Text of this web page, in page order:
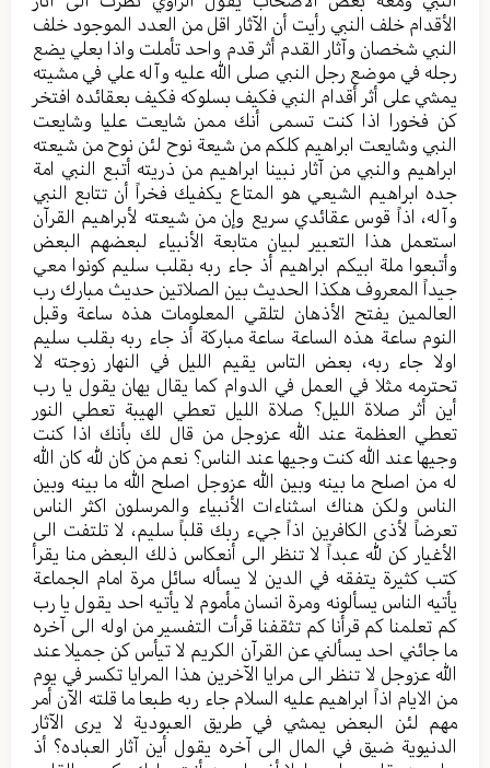
الأقدام خلف النبي رأيت أن الآثار اقل من العدد الموجود خلف
النبي شخصان وآثار القدم أثر قدم واحد تأملت واذا بعلي يضع
رجله في موضع رجل النبي صلى الله عليه وآله علي في مشيته
يمشي على أثر أقدام النبي فكيف بسلوكه فكيف بعقائده افتخر
كن فخورا اذا كنت تسمى أنك ممن شايعت عليا وشايعت
النبي وشايعت ابراهيم كلكم من شيعة نوح لئن نوح من شيعته
ابراهيم والنبي من آثار نبينا ابراهيم من ذريته أتبع النبي امة
جده ابراهيم الشيعي هو المتاع يكفيك فخراً أن تتابع النبي
وآله، اذاً قوس عقائدي سريع وإن من شيعته لأبراهيم القرآن
استعمل هذا التعبير لبيان متابعة الأنبياء لبعضهم البعض
وأتبعوا ملة ابيكم ابراهيم أذ جاء ربه بقلب سليم كونوا معي
جيداً المعروف هكذا الحديث بين الصلاتين حديث مبارك رب
العالمين يفتح الأذهان لتلقي المعلومات هذه ساعة وقبل
النوم ساعة هذه الساعة ساعة مباركة أذ جاء ربه بقلب سليم
اولا جاء ربه، بعض التاس يقيم الليل في النهار زوجته لا
تحترمه مثلا في العمل في الدوام كما يقال يهان يقول يا رب
أين أثر صلاة الليل؟ صلاة الليل تعطي الهيبة تعطي النور
تعطي العظمة عند الله عزوجل من قال لك بأنك اذا كنت
وجيها عند الله كنت وجيها عند الناس؟ نعم من كان لله كان الله
له من اصلح ما بينه وبين الله عزوجل اصلح الله ما بينه وبين
الناس ولكن هناك اسثناءات الأنبياء والمرسلون اكثر الناس
تعرضاً لأذى الكافرين اذاً جيء ربك قلباً سليم، لا تلتفت الى
الأغيار كن لله عبداً لا تنظر الى أنعكاس ذلك البعض منا يقرأ
كتب كثيرة يتفقه في الدين لا يسأله سائل مرة امام الجماعة
يأتيه الناس يسألونه ومرة انسان مأموم لا يأتيه احد يقول يا رب
كم تعلمنا كم قرأنا كم تثقفنا قرأت التفسير من اوله الى آخره
ما جائني احد يسألني عن القرآن الكريم لا تيأس كن جميلا عند
الله عزوجل لا تنظر الى مرايا الآخرين هذا المرايا تكسر في يوم
من الايام اذاً ابراهيم عليه السلام جاء ربه طبعا ما قلته الآن أمر
مهم لئن البعض يمشي في طريق العبودية لا يرى الآثار
الدنيوية ضيق في المال الى آخره يقول أين آثار العباده؟ أذ